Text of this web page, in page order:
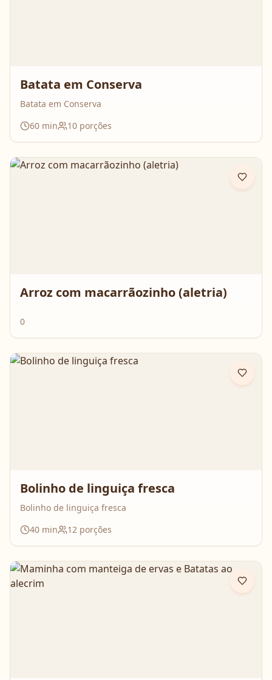
Batata em Conserva
Batata em Conserva
60 min 10 porções
Arroz com macarrãozinho (aletria)
0
Bolinho de linguiça fresca
Bolinho de linguiça fresca
40 min 12 porções